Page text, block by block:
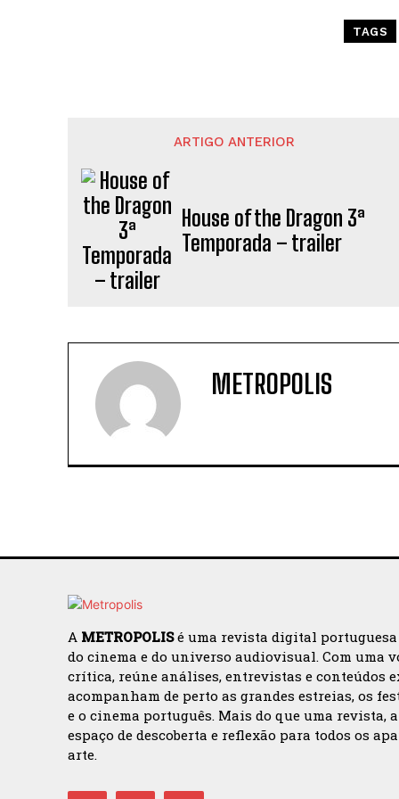
TAGS
ARTIGO ANTERIOR
House of the Dragon 3ª
Temporada – trailer
METROPOLIS
A METROPOLISé uma revista digital portuguesa
do cinema e do universo audiovisual. Com uma
crítica, reúne análises, entrevistas e conteúdos
acompanham de perto as grandes estreias, os
e o cinema português. Mais do que uma revista, a
espaço de descoberta e reflexão para todos os
arte.